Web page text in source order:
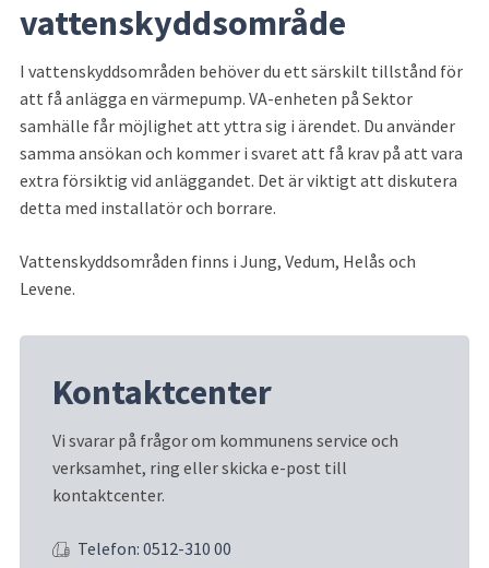
vattenskyddsområde
I vattenskyddsområden behöver du ett särskilt tillstånd för
att få anlägga en värmepump. VA-enheten på Sektor
samhälle får möjlighet att yttra sig i ärendet. Du använder
samma ansökan och kommer i svaret att få krav på att vara
extra försiktig vid anläggandet. Det är viktigt att diskutera
detta med installatör och borrare.
Vattenskyddsområden finns i Jung, Vedum, Helås och
Levene.
Kontaktcenter
Vi svarar på frågor om kommunens service och
verksamhet, ring eller skicka e-post till
kontaktcenter.
Telefon: 0512-310 00